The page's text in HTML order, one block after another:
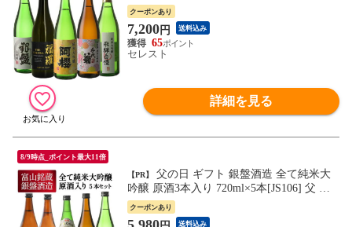
本組セット[原酒1本入り]［JS19］［単品合
計価格より48％OFF！13,960円⇒7,200
円！］プレゼント 家飲み【7営業日以内に
出荷】
クーポンあり
7,200円 送料込み
65
セレスト
詳細を見る
8/9時点_ポイント最大11倍
【PR】
吟醸 原酒3本入り 720ml×5本[JS106] 父 ギ
フト 飲み比べ セット 720ml 日本酒 プレゼ
ント お酒 母の日 敬老 お中元 お歳暮 お祝
クーポンあり
送料込み